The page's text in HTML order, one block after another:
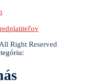
Right Reserved